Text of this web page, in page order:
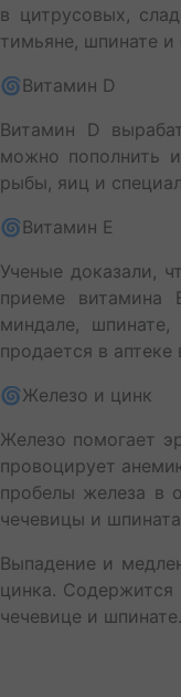
в цитрусовых,
тимьяне, шпинате и
🌀Витамин D
Витамин D
можно пополнить
рыбы, яиц и
🌀Витамин Е
Ученые доказали,
приеме витамина
миндале,
продается в
🌀Железо и цинк
Железо помогает
провоцирует
пробелы железа в
чечевицы и
Выпадение и
цинка. Содержится
чечевице и шпинате.